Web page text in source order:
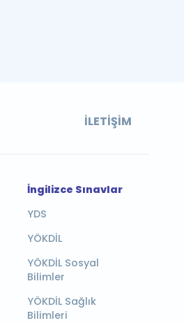
İLETIŞIM
İngilizce Sınavlar
YDS
YÖKDİL
YÖKDİL Sosyal
Bilimler
YÖKDİL Sağlık
Bilimleri